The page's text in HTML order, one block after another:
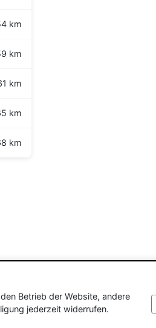
km
km
km
km
km
Betrieb der Website, andere
jederzeit widerrufen.